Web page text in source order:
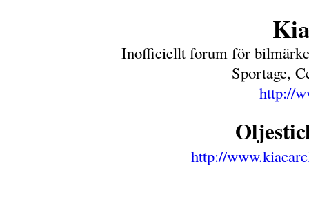
Inofficiellt forum för
Sportage,
http://
http://